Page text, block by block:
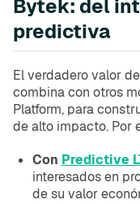
Bytek: del
predictiva
El verdadero valor
combina con otros
Platform, para
de alto impacto. Por
Con Predictive
interesados en
de su valor